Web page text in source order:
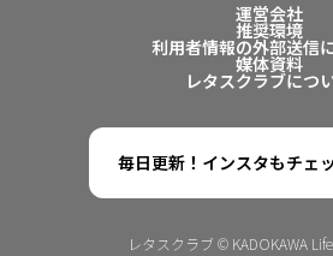
運営会社
推奨環境
利用者情報の外部送信
媒体資料
レタスクラブにつ
毎日更新！インスタもチェ
レタスクラブ © KADOKAWA